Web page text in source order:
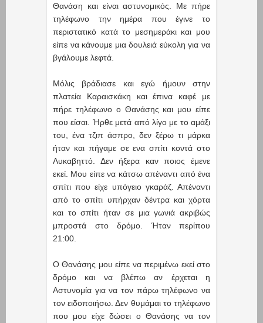
Θανάση και είναι αστυνομικός. Με πήρε
τηλέφωνο την ημέρα που έγινε το
περιστατικό κατά το μεσημεράκι και μου
είπε να κάνουμε μια δουλειά εύκολη για να
βγάλουμε λεφτά.
Μόλις βράδιασε και εγώ ήμουν στην
πλατεία Καραισκάκη και έπινα καφέ με
πήρε τηλέφωνο ο Θανάσης και μου είπε
που είσαι. Ήρθε μετά από λίγο με το αμάξι
του, ένα τζιπ άσπρο, δεν ξέρω τι μάρκα
ήταν και πήγαμε σε ενα σπίτι κοντά στο
Λυκαβηττό. Δεν ήξερα καν ποιος έμενε
εκεί. Μου είπε να κάτσω απέναντι από ένα
σπίτι που είχε υπόγειο γκαράζ. Απέναντι
από το σπίτι υπήρχαν δέντρα και χόρτα
και το σπίτι ήταν σε μια γωνιά ακριβώς
μπροστά στο δρόμο. Ήταν περίπου
21:00.
Ο Θανάσης μου είπε να περιμένω εκεί στο
δρόμο και να βλέπω αν έρχεται η
Αστυνομία για να τον πάρω τηλέφωνο να
τον ειδοποιήσω. Δεν θυμάμαι το τηλέφωνο
που μου είχε δώσει ο Θανάσης να τον